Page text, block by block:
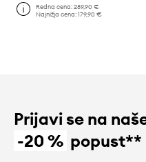
Redna cena:289,90 €
Najnižja cena:179,90 €
Prijavi se na
-20 % popust**